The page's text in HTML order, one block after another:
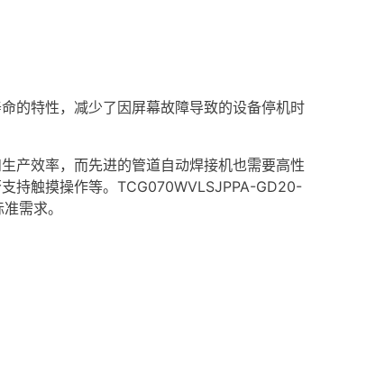
的特性，减少了因屏幕故障导致的设备停机时
效率，而先进的管道自动焊接机也需要高性
持触摸操作等。TCG070WVLSJPPA-GD20-
需求。